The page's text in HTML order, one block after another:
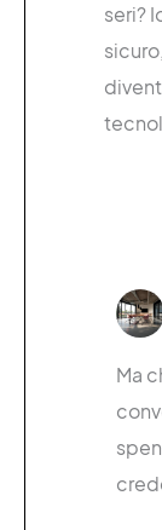
seri?
Ma